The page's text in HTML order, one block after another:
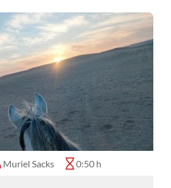
Muriel Sacks 0:50 h